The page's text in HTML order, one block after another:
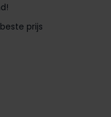
prijs